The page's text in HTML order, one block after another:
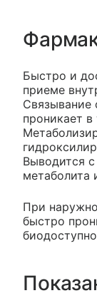
Быстро и
приеме
Связывание
проникает
Выводится
метаболита
При
быстро